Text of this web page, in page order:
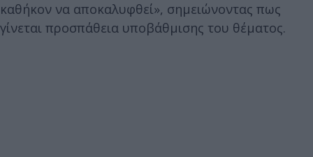
καθήκον να αποκαλυφθεί», σημειώνοντας πως
γίνεται προσπάθεια υποβάθμισης του θέματος.